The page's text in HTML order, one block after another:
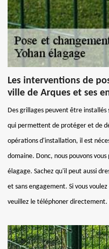
Les interventions de
ville de Arques et ses
Des grillages peuvent être
qui permettent de protéger et de
opérations d'installation, il est
domaine. Donc, nous pouvons
élagage. Sachez qu'il peut aussi
et sans engagement. Si vous
veuillez le téléphoner directement.